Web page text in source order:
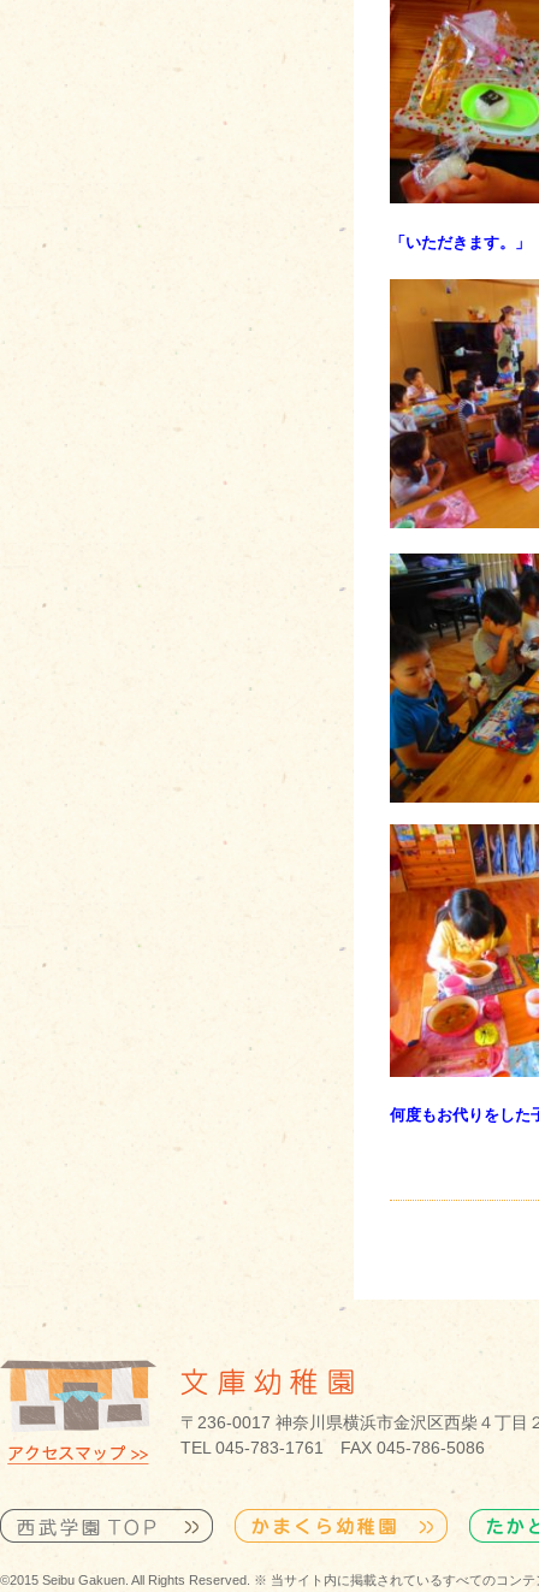
「いただきます。」
何度もお代りをした
〒236-0017 神奈川県横浜市金沢区西柴４丁
TEL 045-783-1761 FAX 045-786-5086
©2015 Seibu Gakuen. All Rights Reserved. ※ 当サイト内に掲載されているすべてのコン